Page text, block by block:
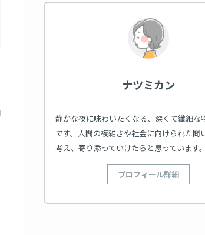
ナツミカン
静かな夜に味わいたくなる、深くて繊細な
です。人間の複雑さや社会に向けられた問
考え、寄り添っていけたらと思っています。
プロフィール詳細